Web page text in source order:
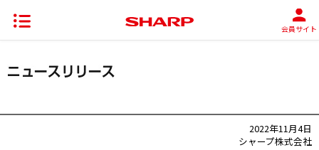
会員サイト
2022年11月4日
シャープ株式会社